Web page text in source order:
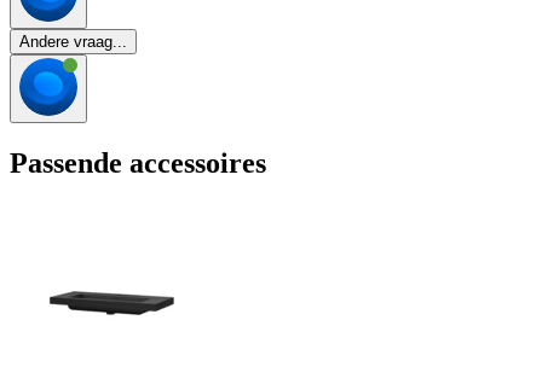
Andere vraag...
Passende accessoires